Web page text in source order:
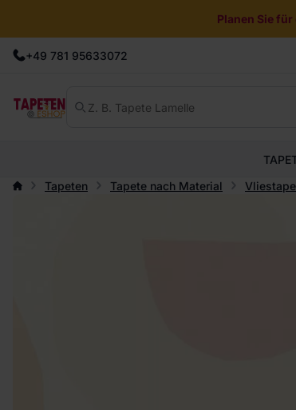
Planen Sie
+49 781 95633072
Tapeten
Tapete nach Material